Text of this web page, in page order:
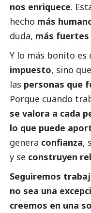
nos enriquece.
hecho más
duda, más fuertes
Y lo más bonito es
impuesto, sino que
las personas que
Porque cuando
se valora a cada
lo que puede
genera confianza,
y se construyen
Seguiremos
no sea una
creemos en una